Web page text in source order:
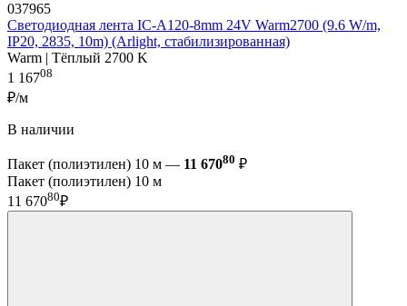
037965
Светодиодная лента IC-A120-8mm 24V Warm2700 (9.6 W/m,
IP20, 2835, 10m) (Arlight, стабилизированная)
Warm | Тёплый 2700 K
1 16708
₽/м
В наличии
Пакет (полиэтилен) 10 м — 11 67080 ₽
Пакет (полиэтилен) 10 м
11 67080₽